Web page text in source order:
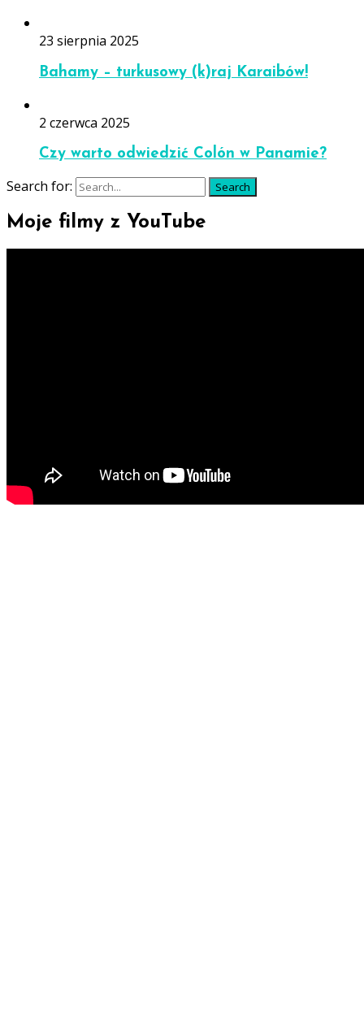
23 sierpnia 2025
Bahamy – turkusowy (k)raj Karaibów!
2 czerwca 2025
Czy warto odwiedzić Colón w Panamie?
Search for: Search
Moje filmy z YouTube